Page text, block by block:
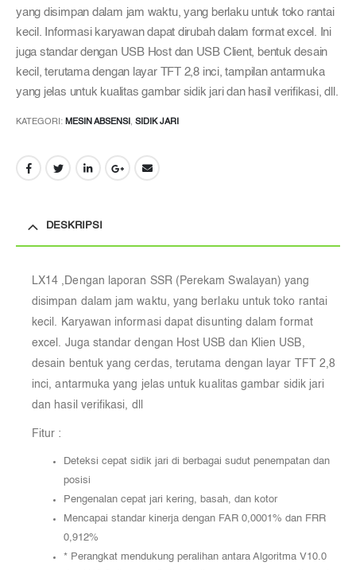
yang disimpan dalam jam waktu, yang berlaku untuk toko rantai
kecil. Informasi karyawan dapat dirubah dalam format excel. Ini
juga standar dengan USB Host dan USB Client, bentuk desain
kecil, terutama dengan layar TFT 2,8 inci, tampilan antarmuka
yang jelas untuk kualitas gambar sidik jari dan hasil verifikasi, dll.
KATEGORI: MESIN ABSENSI , SIDIK JARI
DESKRIPSI
LX14 ,Dengan laporan SSR (Perekam Swalayan) yang
disimpan dalam jam waktu, yang berlaku untuk toko rantai
kecil. Karyawan informasi dapat disunting dalam format
excel. Juga standar dengan Host USB dan Klien USB,
desain bentuk yang cerdas, terutama dengan layar TFT
2,8
inci, antarmuka yang jelas untuk kualitas gambar sidik jari
dan hasil verifikasi, dll
Fitur :
Deteksi cepat sidik jari di berbagai sudut penempatan dan
posisi
Pengenalan cepat jari kering, basah, dan kotor
Mencapai standar kinerja dengan FAR 0,0001% dan FRR
0,912%
* Perangkat mendukung peralihan antara Algoritma V10.0